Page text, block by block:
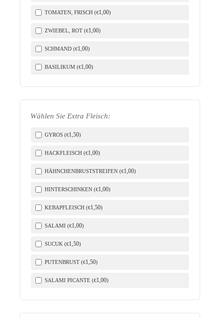
TOMATEN, FRISCH (€1,00)
ZWIEBEL, ROT (€1,00)
SCHMAND (€1,00)
BASILIKUM (€1,00)
Wählen Sie Extra Fleisch:
GYROS (€1,50)
HACKFLEISCH (€1,00)
HÄHNCHENBRUSTSTREIFEN (€1,00)
HINTERSCHINKEN (€1,00)
KEBAPFLEISCH (€1,50)
SALAMI (€1,00)
SUCUK (€1,50)
PUTENBRUST (€1,50)
SALAMI PICANTE (€1,00)